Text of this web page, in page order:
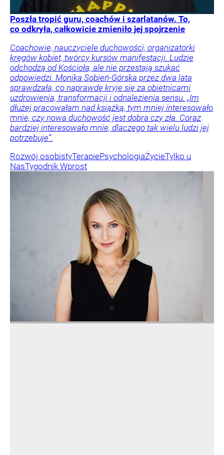
Poszła tropić guru, coachów i szarlatanów. To,
co odkryła, całkowicie zmieniło jej spojrzenie
Coachowie, nauczyciele duchowości, organizatorki
kręgów kobiet, twórcy kursów manifestacji. Ludzie
odchodzą od Kościoła, ale nie przestają szukać
odpowiedzi. Monika Sobień-Górska przez dwa lata
sprawdzała, co naprawdę kryje się za obietnicami
uzdrowienia, transformacji i odnalezienia sensu. „Im
dłużej pracowałam nad książką, tym mniej interesowało
mnie, czy nowa duchowość jest dobra czy zła. Coraz
bardziej interesowało mnie, dlaczego tak wielu ludzi jej
potrzebuje”.
Rozwój osobistyTerapiePsychologiaŻycieTylko u
NasTygodnik Wprost